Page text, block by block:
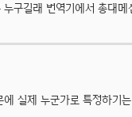
누구길래 번역기에서 총대
실제 누군가로 특정하기